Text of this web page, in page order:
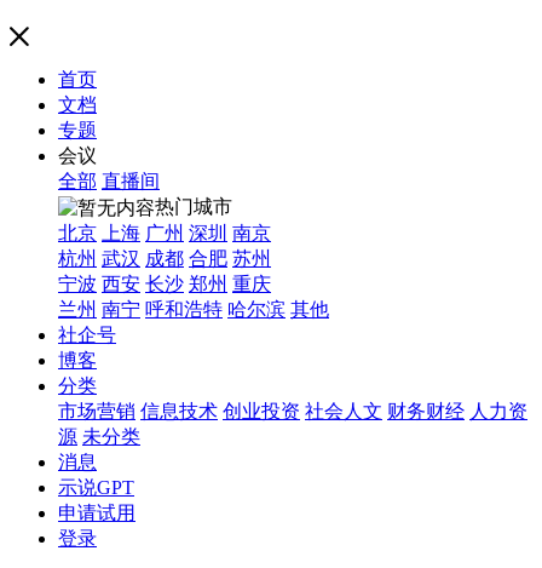
首页
文档
专题
会议
全部 直播间
热门城市
北京
上海 广州 深圳 南京
杭州 武汉 成都 合肥 苏州
宁波 西安 长沙 郑州 重庆
兰州 南宁 呼和浩特 哈尔滨 其他
社企号
博客
分类
市场营销 信息技术 创业投资 社会人文 财务财经 人力资
源 未分类
消息
示说GPT
申请试用
登录